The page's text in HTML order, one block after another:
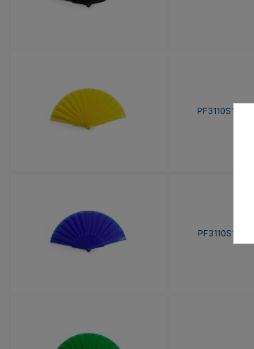
PF3110S103
PF3110S105